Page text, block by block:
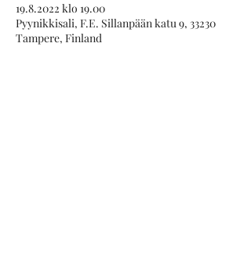
19.8.2022 klo 19.00
Pyynikkisali, F.E. Sillanpään katu 9, 33230
Tampere, Finland